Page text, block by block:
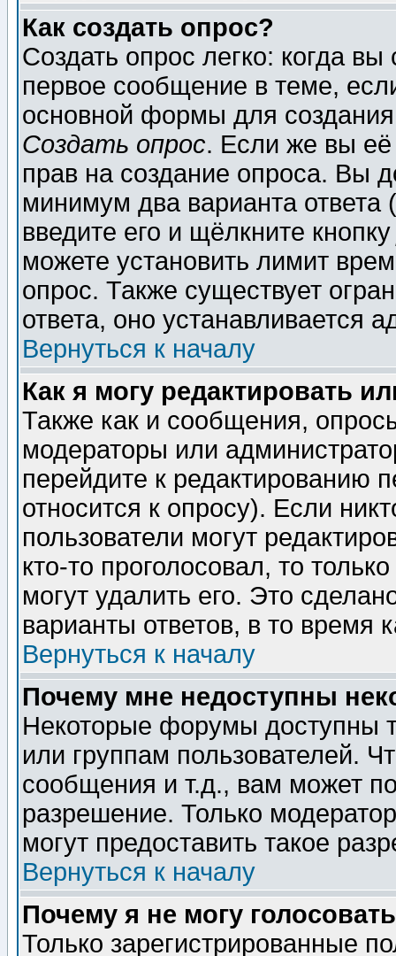
Как создать опрос?
Создать опрос легко: когда
первое сообщение в теме,
основной формы для
Создать опрос. Если же вы её
прав на создание опроса. Вы
минимум два варианта ответа
введите его и щёлкните
можете установить лимит
опрос. Также существует
ответа, оно устанавливается
Вернуться к началу
Как я могу редактировать
Также как и сообщения,
модераторы или
перейдите к редактированию
относится к опросу). Если
пользователи могут
кто-то проголосовал, то
могут удалить его. Это
варианты ответов, в то время
Вернуться к началу
Почему мне недоступны
Некоторые форумы доступны
или группам пользователей.
сообщения и т.д., вам может
разрешение. Только
могут предоставить такое
Вернуться к началу
Почему я не могу
Только зарегистрированные